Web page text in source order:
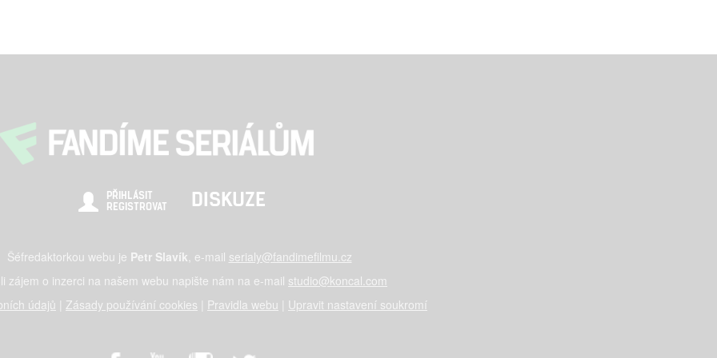
PŘIHLÁSIT
REGISTROVAT
DISKUZE
Šéfredaktorkou webu je Petr Slavík , e-mail serialy@fandimefilmu.cz
zájem o inzerci na našem webu napište nám na e-mail studio@koncal.com
údajů
Zásady používání cookies Pravidla webu Upravit nastavení soukromí